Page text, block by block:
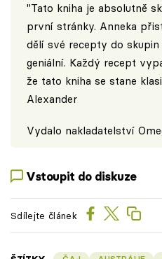
"Tato kniha je absolutně
první stránky. Anneka
dělí své recepty do
geniální. Každý recept
že tato kniha se stane
Alexander
Vydalo nakladatelství
Vstoupit do diskuze
Sdílejte článek